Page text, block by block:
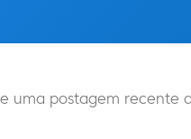
uma postagem recente